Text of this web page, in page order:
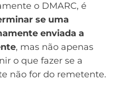
o DMARC, é
se uma
enviada a
, mas não apenas
o que fazer se a
não for do remetente.